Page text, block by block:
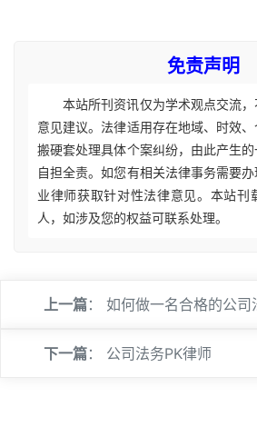
免责声明
本站所刊资讯仅为学术观点交流
意见建议。法律适用存在地域、时效
搬硬套处理具体个案纠纷，由此产生
自担全责。如您有相关法律事务需要
业律师获取针对性法律意见。本站刊
人，如涉及您的权益可联系处理。
上一篇： 如何做一名合格的公司
下一篇： 公司法务PK律师